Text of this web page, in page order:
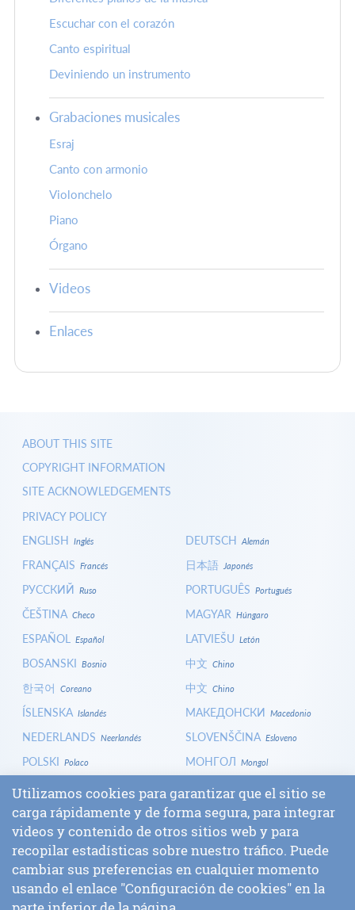
Escuchar con el corazón
Canto espiritual
Deviniendo un instrumento
Grabaciones musicales
Esraj
Canto con armonio
Violonchelo
Piano
Órgano
Videos
Enlaces
ABOUT THIS SITE
COPYRIGHT INFORMATION
SITE ACKNOWLEDGEMENTS
PRIVACY POLICY
ENGLISH Inglés
FRANÇAIS Francés
РУССКИЙ Ruso
ČEŠTINA Checo
ESPAÑOL Español
BOSANSKI Bosnio
한국어 Coreano
ÍSLENSKA Islandés
NEDERLANDS Neerlandés
POLSKI Polaco
HRVATSKI
ITALIANO Italiano
БЪЛГАРСКИBúlgaro
DEUTSCH Alemán
日本語 Japonés
PORTUGUÊS Portugués
MAGYAR Húngaro
LATVIEŠU Letón
中文 Chino
中文 Chino
МАКЕДОНСКИ Macedonio
SLOVENŠČINA Esloveno
МОНГОЛ Mongol
СРПСКИ
বাংলাBengalí
SLOVENČINA Eslovaco
ENTRAR
Utilizamos cookies para garantizar que el sitio se
carga rápidamente y de forma segura, para integrar
videos y contenido de otros sitios web y para
recopilar estadísticas sobre nuestro tráfico. Puede
cambiar sus preferencias en cualquier momento
usando el enlace "Configuración de cookies" en la